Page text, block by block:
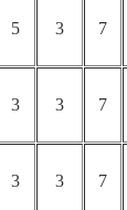
5 3 7
3 3 7
3 3 7